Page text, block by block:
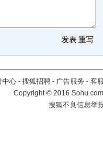
中心 - 搜狐招聘 - 广告服务 - 客
Copyright©2016
搜狐不良信息举